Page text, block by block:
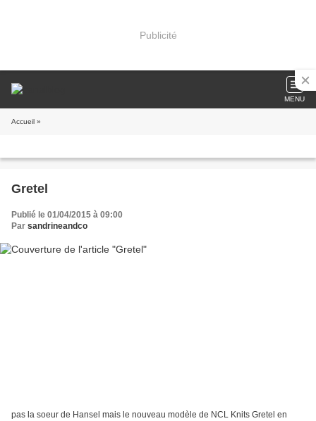
Publicité
MENU
Accueil »
Gretel
Publié le 01/04/2015 à 09:00
Par sandrineandco
pas la soeur de Hansel mais le nouveau modèle de NCL Knits Gretel en